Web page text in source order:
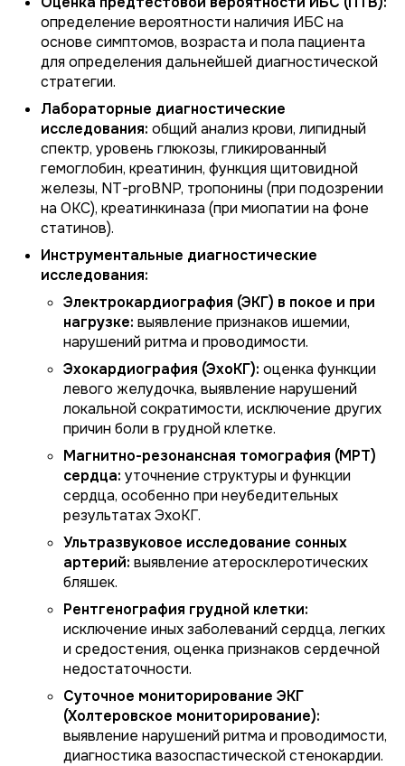
определение вероятности наличия ИБС на
основе симптомов, возраста и пола пациента
для определения дальнейшей диагностической
стратегии.
Лабораторные диагностические
исследования: общий анализ крови, липидный
спектр, уровень глюкозы, гликированный
гемоглобин, креатинин, функция щитовидной
железы, NT-proBNP, тропонины (при подозрении
на ОКС), креатинкиназа (при миопатии на фоне
статинов).
Инструментальные диагностические
исследования:
Электрокардиография (ЭКГ) в покое и при
нагрузке: выявление признаков ишемии,
нарушений ритма и проводимости.
Эхокардиография (ЭхоКГ): оценка функции
левого желудочка, выявление нарушений
локальной сократимости, исключение других
причин боли в грудной клетке.
Магнитно-резонансная томография (МРТ)
сердца: уточнение структуры и функции
сердца, особенно при неубедительных
результатах ЭхоКГ.
Ультразвуковое исследование сонных
артерий: выявление атеросклеротических
бляшек.
Рентгенография грудной клетки:
исключение иных заболеваний сердца, легких
и средостения, оценка признаков сердечной
недостаточности.
Суточное мониторирование ЭКГ
(Холтеровское мониторирование):
выявление нарушений ритма и проводимости,
диагностика вазоспастической стенокардии.